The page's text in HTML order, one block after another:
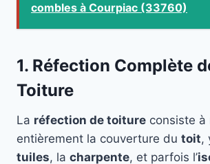
combles à Courpiac (33760)
1. Réfection Complète
Toiture
La réfection de toiture consiste à
entièrement la couverture du toit,
tuiles, la charpente, et parfois l’